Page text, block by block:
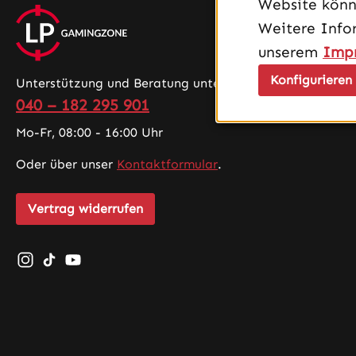
Unterstützung und Beratung unter:
040 – 182 295 901
Mo-Fr, 08:00 - 16:00 Uhr
Oder über unser Kontaktformular.
Vertrag widerrufen
Schau auf Instagram vorbei – öffnet in neuem Tab
Sieh dir unsere TikTok-Videos an – öffnet in neuem
Sieh dir unsere Videos auf YouTube an – öffnet
Website
Weitere
unserem
Konfigurieren